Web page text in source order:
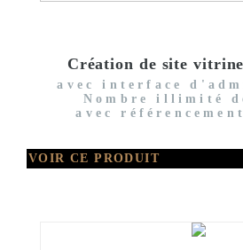
Création de site
avec interface
Nombre illimité
avec
VOIR CE PRODUIT